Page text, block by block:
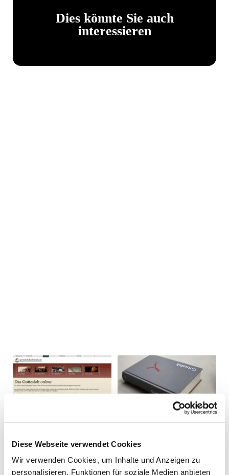
Diese Webseite verwendet Cookies
Wir verwenden Cookies, um Inhalte und Anzeigen zu
personalisieren, Funktionen für soziale Medien anbieten
Dies könnte Sie auch
interessieren